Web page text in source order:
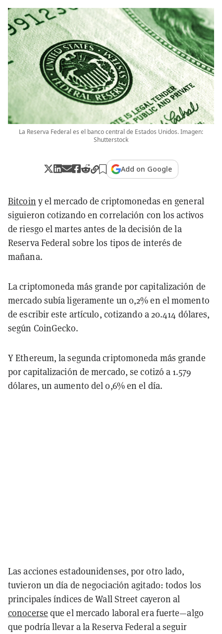
La Reserva Federal es el banco central de Estados Unidos. Imagen:
Shutterstock
Add on Google
Bitcoin y el mercado de criptomonedas en general
siguieron cotizando en correlación con los activos
de riesgo el martes antes de la decisión de la
Reserva Federal sobre los tipos de interés de
mañana.
La criptomoneda más grande por capitalización de
mercado subía ligeramente un 0,2% en el momento
de escribir este artículo, cotizando a 20.414 dólares,
según CoinGecko.
Y Ethereum, la segunda criptomoneda más grande
por capitalización de mercado, se cotizó a 1.579
dólares, un aumento del 0,6% en el día.
Las acciones estadounidenses, por otro lado,
tuvieron un día de negociación agitado: todos los
principales índices de Wall Street cayeron al
conocerse que el mercado laboral era fuerte—algo
que podría llevar a la Reserva Federal a seguir